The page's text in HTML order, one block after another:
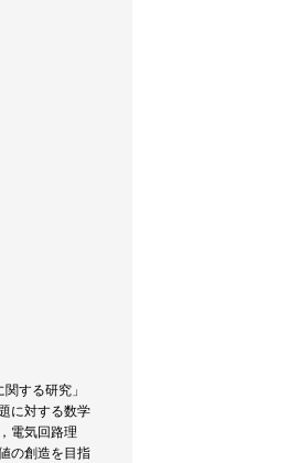
する研究」
に対する数学
電気回路理
の創造を目指